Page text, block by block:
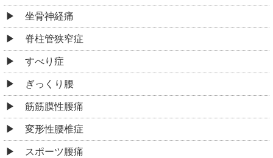
坐骨神経痛
脊柱管狭窄症
すべり症
ぎっくり腰
筋筋膜性腰痛
変形性腰椎症
スポーツ腰痛